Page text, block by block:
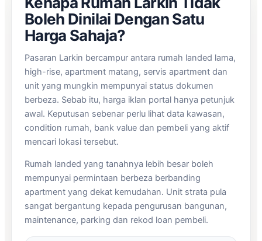
Boleh Dinilai Dengan Satu
Harga Sahaja?
Pasaran Larkin bercampur antara rumah landed lama,
high-rise, apartment matang, servis apartment dan
unit yang mungkin mempunyai status dokumen
berbeza. Sebab itu, harga iklan portal hanya petunjuk
awal. Keputusan sebenar perlu lihat data kawasan,
condition rumah, bank value dan pembeli yang aktif
mencari lokasi tersebut.
Rumah landed yang tanahnya lebih besar boleh
mempunyai permintaan berbeza berbanding
apartment yang dekat kemudahan. Unit strata pula
sangat bergantung kepada pengurusan bangunan,
maintenance, parking dan rekod loan pembeli.